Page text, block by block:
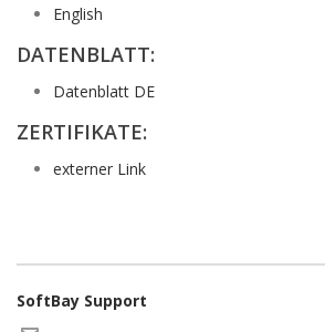
English
DATENBLATT:
Datenblatt DE
ZERTIFIKATE:
externer Link
SoftBay Support